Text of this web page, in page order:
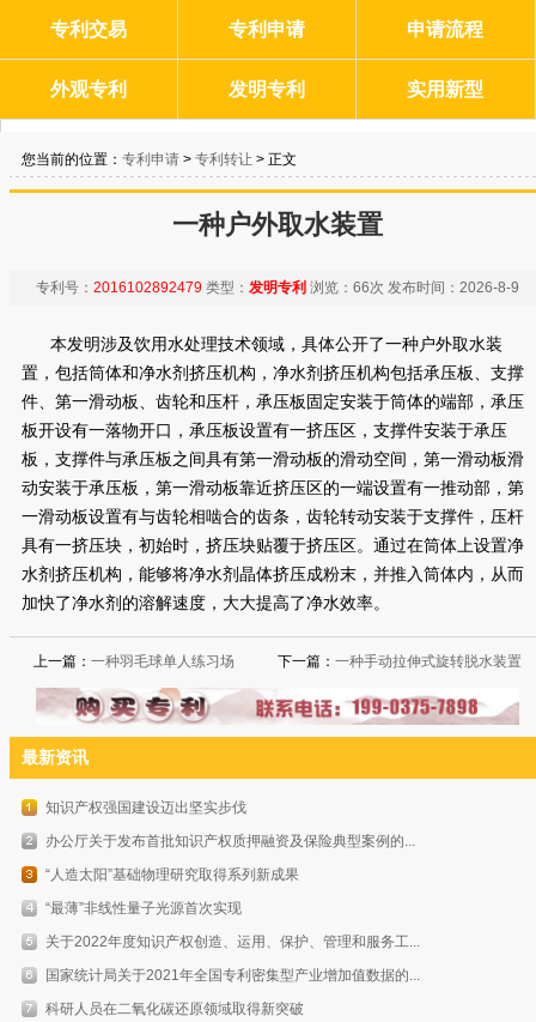
专利交易 专利申请 申请流程
外观专利 发明专利 实用新型
您当前的位置： 专利申请 > 专利转让 > 正文
一种户外取水装置
专利号： 2016102892479 类型： 发明专利 浏览： 66次 发布时间： 2026-8-9
本发明涉及饮用水处理技术领域，具体公开了一种户外取水装
置，包括筒体和净水剂挤压机构，净水剂挤压机构包括承压板、支撑
件、第一滑动板、齿轮和压杆，承压板固定安装于筒体的端部，承压
板开设有一落物开口，承压板设置有一挤压区，支撑件安装于承压
板，支撑件与承压板之间具有第一滑动板的滑动空间，第一滑动板滑
动安装于承压板，第一滑动板靠近挤压区的一端设置有一推动部，第
一滑动板设置有与齿轮相啮合的齿条，齿轮转动安装于支撑件，压杆
具有一挤压块，初始时，挤压块贴覆于挤压区。通过在筒体上设置净
水剂挤压机构，能够将净水剂晶体挤压成粉末，并推入筒体内，从而
加快了净水剂的溶解速度，大大提高了净水效率。
上一篇： 一种羽毛球单人练习场 下一篇： 一种手动拉伸式旋转脱水装置
最新资讯
知识产权强国建设迈出坚实步伐
办公厅关于发布首批知识产权质押融资及保险典型案例的...
“人造太阳”基础物理研究取得系列新成果
“最薄”非线性量子光源首次实现
关于2022年度知识产权创造、运用、保护、管理和服务工...
国家统计局关于2021年全国专利密集型产业增加值数据的...
科研人员在二氧化碳还原领域取得新突破